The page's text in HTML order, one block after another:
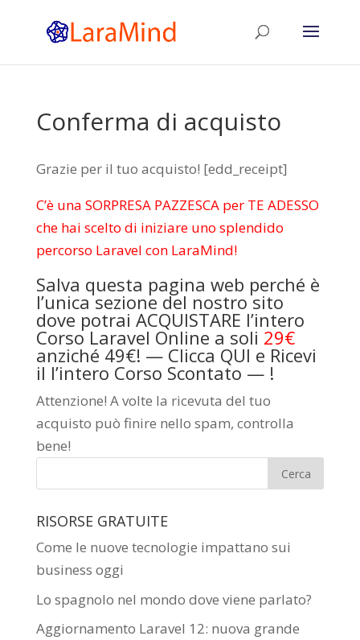
Conferma di acquisto
Grazie per il tuo acquisto! [edd_receipt]
C’è una SORPRESA PAZZESCA per TE ADESSO
che hai scelto di iniziare uno splendido
percorso Laravel con LaraMind!
Salva questa pagina web perché è
l’unica sezione del nostro sito
dove potrai ACQUISTARE l’intero
Corso Laravel Online a soli 29€
anziché 49€! — Clicca QUI e Ricevi
il l’intero Corso Scontato —!
Attenzione! A volte la ricevuta del tuo
acquisto può finire nello spam, controlla
bene!
RISORSE GRATUITE
Come le nuove tecnologie impattano sui
business oggi
Lo spagnolo nel mondo dove viene parlato?
Aggiornamento Laravel 12: nuova grande